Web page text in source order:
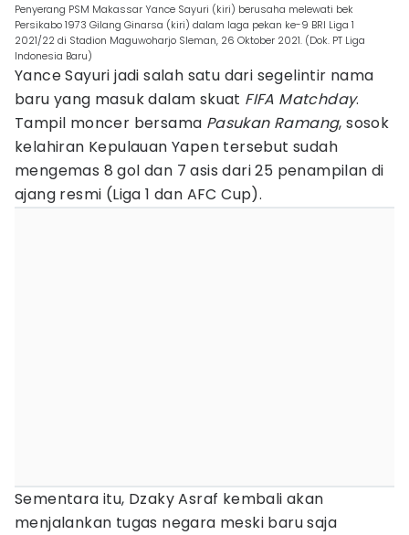
Penyerang PSM Makassar Yance Sayuri (kiri) berusaha melewati bek
Persikabo 1973 Gilang Ginarsa (kiri) dalam laga pekan ke-9 BRI Liga 1
2021/22 di Stadion Maguwoharjo Sleman, 26 Oktober 2021. (Dok. PT Liga
Indonesia Baru)
Yance Sayuri jadi salah satu dari segelintir nama
baru yang masuk dalam skuat FIFA Matchday.
Tampil moncer bersama Pasukan Ramang, sosok
kelahiran Kepulauan Yapen tersebut sudah
mengemas 8 gol dan 7 asis dari 25 penampilan di
ajang resmi (Liga 1 dan AFC Cup).
Sementara itu, Dzaky Asraf kembali akan
menjalankan tugas negara meski baru saja